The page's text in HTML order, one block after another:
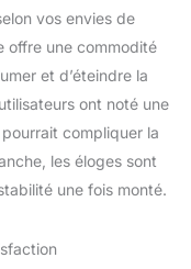
vos envies de
offre une commodité
et d’éteindre la
ont noté une
compliquer la
les éloges sont
une fois monté.